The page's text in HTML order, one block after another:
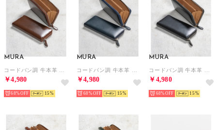
MURA
￥4,980
68% 15
MURA
￥4,980
68% 15
MURA
￥4,980
68% 15